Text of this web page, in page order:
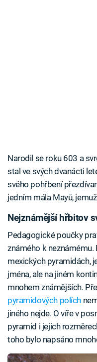
Narodil se roku 603 a
stal ve svých dvanácti
svého pohřbení
jedním mála Mayů,
Nejznámější hřbitov
Pedagogické poučky
známého k
mexických pyramidách,
jména, ale na jiném
mnohem známějších.
pyramidových polích
jiného nejde. O víře v
pyramid i jejich
toho bylo napsáno